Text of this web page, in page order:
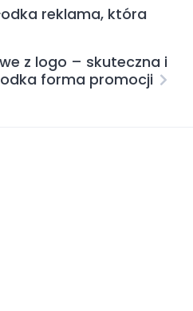
reklama, która
z logo – skuteczna i
forma promocji